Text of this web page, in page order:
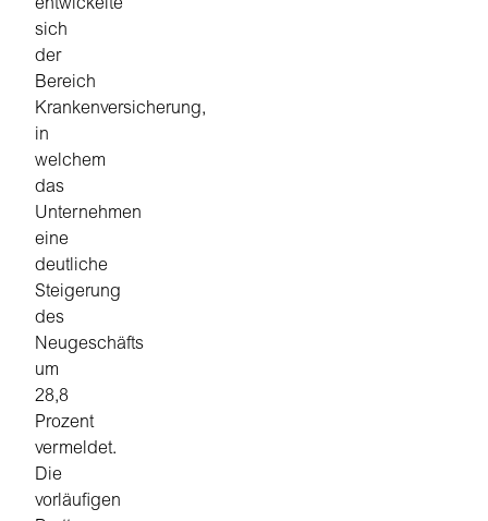
entwickelte
sich
der
Bereich
Krankenversicherung,
in
welchem
das
Unternehmen
eine
deutliche
Steigerung
des
Neugeschäfts
um
28,8
Prozent
vermeldet.
Die
vorläufigen